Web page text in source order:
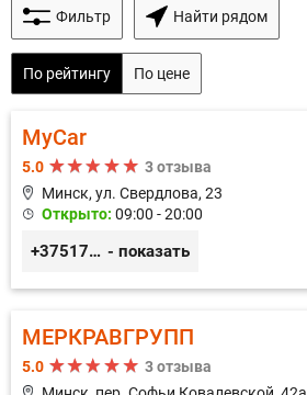
Фильтр Найти рядом
По рейтингу По цене
MyCar
5.0
3 отзыва
Минск, ул. Свердлова, 23
Открыто: 09:00 - 20:00
+375173212443 - показать
МЕРКРАВГРУПП
5.0
3 отзыва